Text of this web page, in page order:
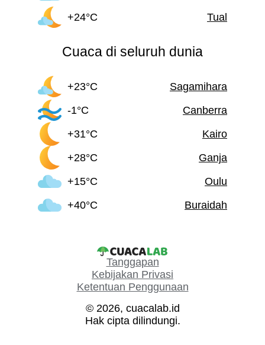
+24°C
Tual
Cuaca di seluruh dunia
+23°C
Sagamihara
-1°C
Canberra
+31°C
Kairo
+28°C
Ganja
+15°C
Oulu
+40°C
Buraidah
Tanggapan
Kebijakan Privasi
Ketentuan Penggunaan
© 2026, cuacalab.id
Hak cipta dilindungi.